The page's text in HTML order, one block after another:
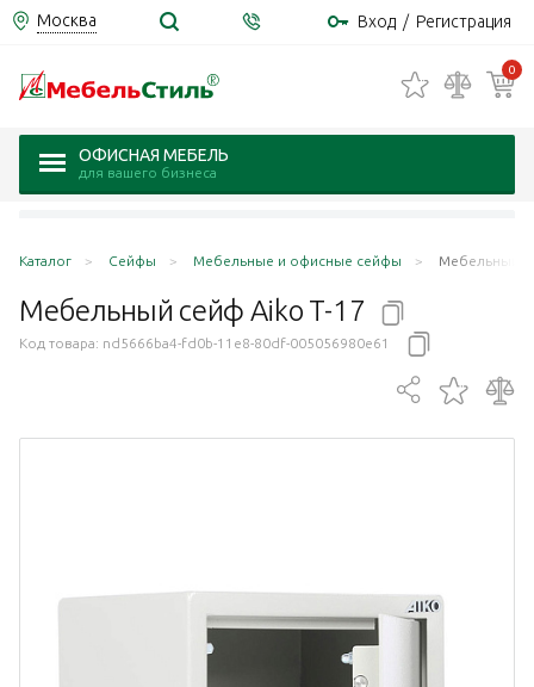
Москва Вход / Регистрация
0
ОФИСНАЯ МЕБЕЛЬ
для вашего бизнеса
Каталог Сейфы Мебельные и офисные сейфы Мебельный
Мебельный сейф Aiko Т-17
Код товара: nd5666ba4-fd0b-11e8-80df-005056980e61